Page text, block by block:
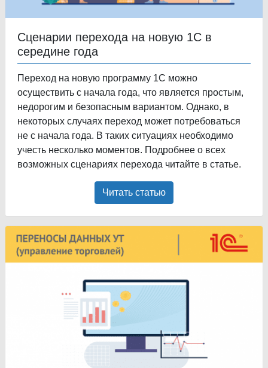
Сценарии перехода на новую 1С в
середине года
Переход на новую программу 1С можно
осуществить с начала года, что является простым,
недорогим и безопасным вариантом. Однако, в
некоторых случаях переход может потребоваться
не с начала года. В таких ситуациях необходимо
учесть несколько моментов. Подробнее о всех
возможных сценариях перехода читайте в статье.
Читать статью